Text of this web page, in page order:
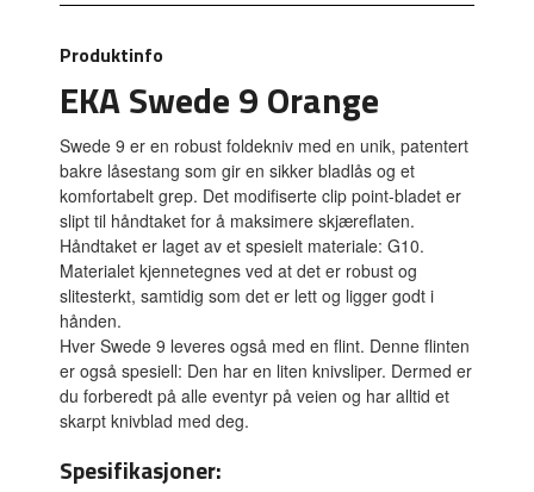
Produktinfo
EKA Swede 9 Orange
Swede 9 er en robust foldekniv med en unik, patentert
bakre låsestang som gir en sikker bladlås og et
komfortabelt grep. Det modifiserte clip point-bladet er
slipt til håndtaket for å maksimere skjæreflaten.
Håndtaket er laget av et spesielt materiale: G10.
Materialet kjennetegnes ved at det er robust og
slitesterkt, samtidig som det er lett og ligger godt i
hånden.
Hver Swede 9 leveres også med en flint. Denne flinten
er også spesiell: Den har en liten knivsliper. Dermed er
du forberedt på alle eventyr på veien og har alltid et
skarpt knivblad med deg.
Spesifikasjoner: